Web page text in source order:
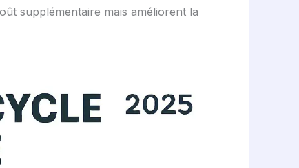
supplémentaire mais améliorent la